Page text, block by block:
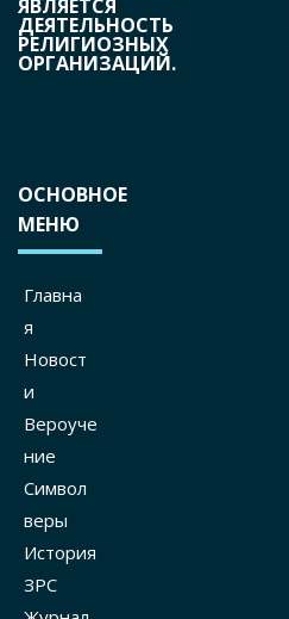
ЯВЛЯЕТСЯ
ДЕЯТЕЛЬНОСТЬ
РЕЛИГИОЗНЫХ
ОРГАНИЗАЦИЙ.
ОСНОВНОЕ
МЕНЮ
Главна
я
Новост
и
Вероуче
ние
Символ
веры
История
ЗРС